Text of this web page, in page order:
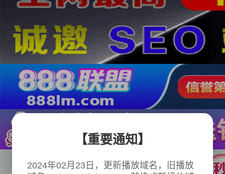
【重要通知】
2024年02月23日，更新播放域名，旧播放